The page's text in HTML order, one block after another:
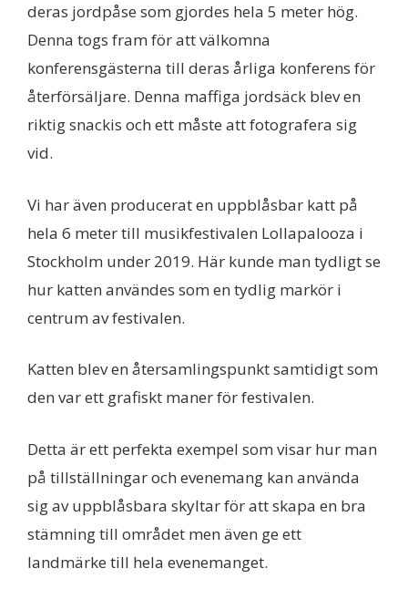
deras jordpåse som gjordes hela 5 meter hög.
Denna togs fram för att välkomna
konferensgästerna till deras årliga konferens för
återförsäljare. Denna maffiga jordsäck blev en
riktig snackis och ett måste att fotografera sig
vid.
Vi har även producerat en uppblåsbar katt på
hela 6 meter till musikfestivalen Lollapalooza i
Stockholm under 2019. Här kunde man tydligt se
hur katten användes som en tydlig markör i
centrum av festivalen.
Katten blev en återsamlingspunkt samtidigt som
den var ett grafiskt maner för festivalen.
Detta är ett perfekta exempel som visar hur man
på tillställningar och evenemang kan använda
sig av uppblåsbara skyltar för att skapa en bra
stämning till området men även ge ett
landmärke till hela evenemanget.